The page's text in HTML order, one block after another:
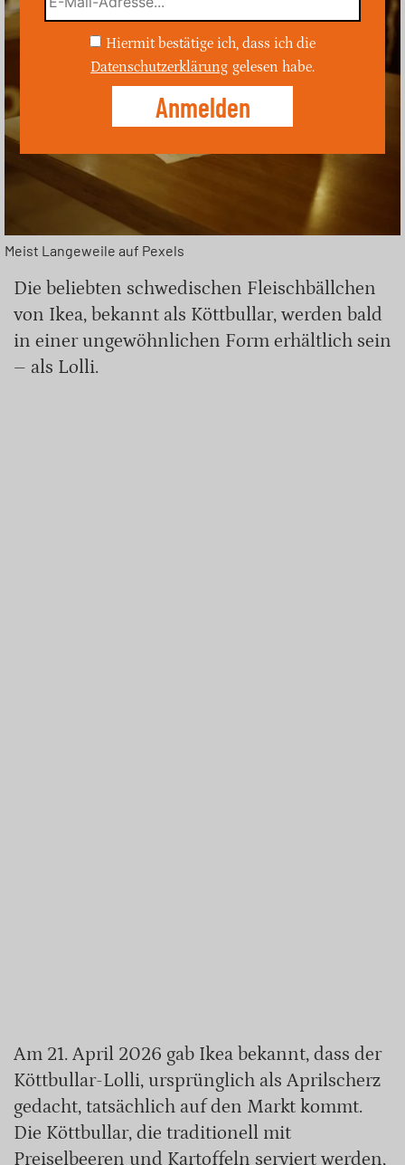
Meist Langeweile auf Pexels
Die beliebten schwedischen Fleischbällchen
von Ikea, bekannt als Köttbullar, werden bald
in einer ungewöhnlichen Form erhältlich sein
– als Lolli.
Am 21. April 2026 gab Ikea bekannt, dass der
Köttbullar-Lolli, ursprünglich als Aprilscherz
gedacht, tatsächlich auf den Markt kommt.
Die Köttbullar, die traditionell mit
Preiselbeeren und Kartoffeln serviert werden,
Hiermit bestätige ich, dass ich die
Datenschutzerklärung gelesen habe.